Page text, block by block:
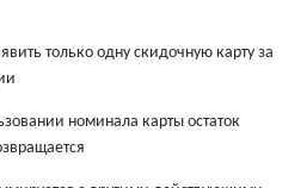
только одну скидочную карту за
номинала карты остаток